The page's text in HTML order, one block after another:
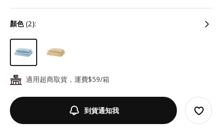
顏色(2):
24 適用超商取貨，運費$59/箱
到貨通知我